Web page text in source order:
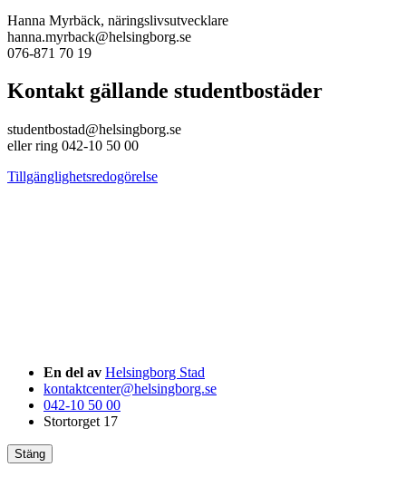
Hanna Myrbäck, näringslivsutvecklare
hanna.myrback@helsingborg.se
076-871 70 19
Kontakt gällande studentbostäder
studentbostad@helsingborg.se
eller ring 042-10 50 00
Tillgänglighetsredogörelse
En del av Helsingborg Stad
kontaktcenter@helsingborg.se
042-10 50 00
Stortorget 17
Stäng